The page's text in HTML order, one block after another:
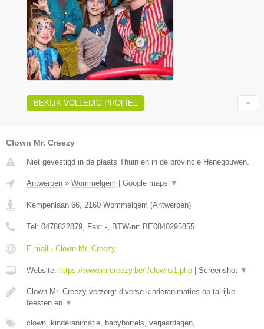
BEKIJK VOLLEDIG PROFIEL
Clown Mr. Creezy
Niet gevestigd in de plaats Thuin en in de provincie Henegouwen.
Antwerpen » Wommelgem Google maps ▼
Kempenlaan 66, 2160 Wommelgem (Antwerpen)
Tel: 0478822879, Fax: -, BTW-nr: BE0840295855
E-mail › Clown Mr. Creezy
Website: https://www.mrcreezy.be/r/clowns1.php Screenshot ▼
Clown Mr. Creezy verzorgt diverse kinderanimaties op talrijke
feesten en ▼
clown, kinderanimatie, babyborrels, verjaardagen,